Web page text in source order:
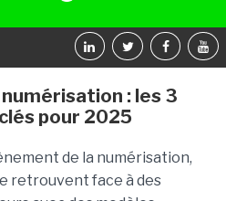
: les 3
pour 2025
de la numérisation,
retrouvent face à des